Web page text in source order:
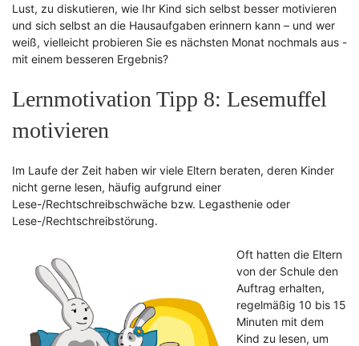
Lust, zu diskutieren, wie Ihr Kind sich selbst besser motivieren
und sich selbst an die Hausaufgaben erinnern kann – und wer
weiß, vielleicht probieren Sie es nächsten Monat nochmals aus -
mit einem besseren Ergebnis?
Lernmotivation Tipp 8: Lesemuffel
motivieren
Im Laufe der Zeit haben wir viele Eltern beraten, deren Kinder
nicht gerne lesen, häufig aufgrund einer
Lese-/Rechtschreibschwäche bzw. Legasthenie oder
Lese-/Rechtschreibstörung.
Oft hatten die Eltern
von der Schule den
Auftrag erhalten,
regelmäßig 10 bis 15
Minuten mit dem
Kind zu lesen, um